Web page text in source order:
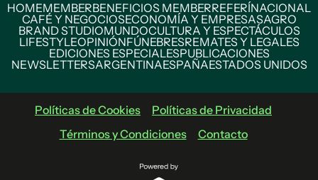
HOMEMEMBERBENEFICIOS MEMBERREFERÍNACIONAL
CAFÉ Y NEGOCIOSECONOMÍA Y EMPRESASAGRO
BRAND STUDIOMUNDOCULTURA Y ESPECTÁCULOS
LIFESTYLEOPINIÓNFÚNEBRESREMATES Y LEGALES
EDICIONES ESPECIALESPUBLICACIONES
NEWSLETTERSARGENTINAESPAÑAESTADOS UNIDOS
Políticas de Cookies
Políticas de Privacidad
Términos y Condiciones
Contacto